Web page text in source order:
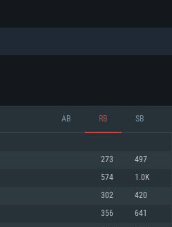
DE SISTEMA
AB RB SB
273 497
574 1.0K
302 420
356 641